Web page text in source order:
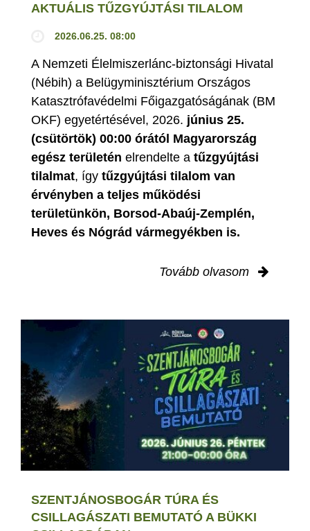
AKTUÁLIS TŰZGYÚJTÁSI TILALOM
2026.06.25. 08:00
A Nemzeti Élelmiszerlánc-biztonsági Hivatal
(Nébih) a Belügyminisztérium Országos
Katasztrófavédelmi Főigazgatóságának (BM
OKF) egyetértésével, 2026. június 25.
(csütörtök) 00:00 órától Magyarország
egész területén elrendelte a tűzgyújtási
tilalmat, így tűzgyújtási tilalom van
érvényben a teljes működési
területünkön, Borsod-Abaúj-Zemplén,
Heves és Nógrád vármegyékben is.
Tovább olvasom
SZENTJÁNOSBOGÁR TÚRA ÉS
CSILLAGÁSZATI BEMUTATÓ A BÜKKI